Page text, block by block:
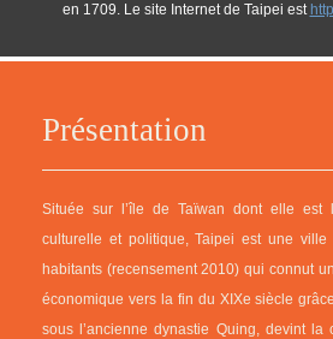
Présentation
Située sur l’île de Taïwan dont elle est
culturelle et politique, Taipei est une
habitants (recensement 2010) qui connut
économique vers la fin du XIXe siècle
sous l’ancienne dynastie Quing, devint la
en 1709. Le site Internet de Taipei est